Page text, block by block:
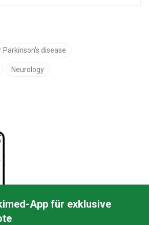
disease
Neurology
App für exklusive